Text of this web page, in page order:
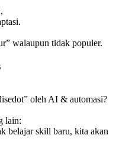
walaupun tidak populer.
oleh AI & automasi?
lain:
belajar skill baru, kita akan